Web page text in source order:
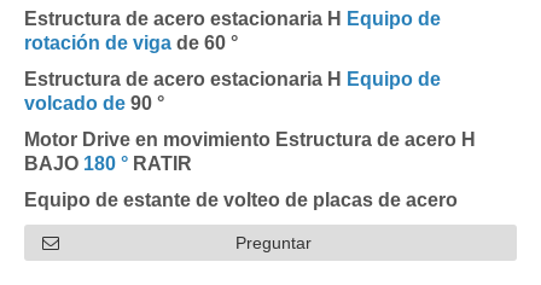
Estructura de acero estacionaria H Equipo de
rotación de viga de 60 °
Estructura de acero estacionaria H Equipo de
volcado de 90 °
Motor Drive en movimiento Estructura de acero H
BAJO 180 ° RATIR
Equipo de estante de volteo de placas de acero
Preguntar